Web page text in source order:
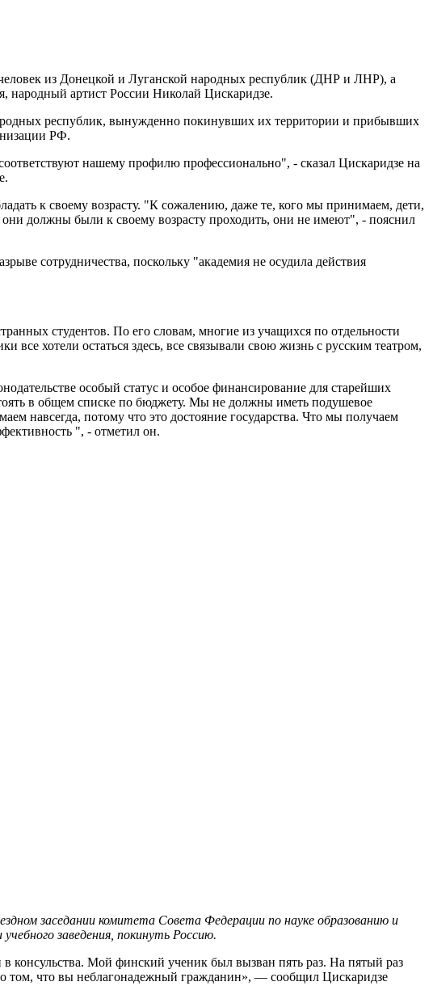
из Донецкой и Луганской народных республик (ДНР и ЛНР), а
народный артист России Николай Цискаридзе.
республик, вынужденно покинувших их территории и прибывших
РФ.
нашему профилю профессионально", - сказал Цискаридзе на
к своему возрасту. "К сожалению, даже те, кого мы принимаем, дети,
должны были к своему возрасту проходить, они не имеют", - пояснил
сотрудничества, поскольку "академия не осудила действия
студентов. По его словам, многие из учащихся по отдельности
хотели остаться здесь, все связывали свою жизнь с русским театром,
особый статус и особое финансирование для старейших
в общем списке по бюджету. Мы не должны иметь подушевое
навсегда, потому что это достояние государства. Что мы получаем
", - отметил он.
заседании комитета Совета Федерации по науке образованию и
заведения, покинуть Россию.
консульства. Мой финский ученик был вызван пять раз. На пятый раз
том, что вы неблагонадежный гражданин», — сообщил Цискаридзе